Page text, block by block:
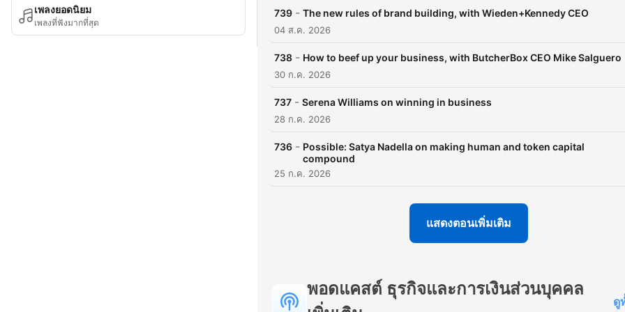
เพลงยอดนิยม
เพลงที่ฟังมากที่สุด
739 - The new rules of brand building, with Wieden+Kennedy CEO
04 ส.ค. 2026
738 - How to beef up your business, with ButcherBox CEO Mike Salguero
30 ก.ค. 2026
737 - Serena Williams on winning in business
28 ก.ค. 2026
736 - Possible: Satya Nadella on making human and token capital
compound
25 ก.ค. 2026
แสดงตอนเพิ่มเติม
พอดแคสต์ ธุรกิจและการเงินส่วนบุคคล
ดู